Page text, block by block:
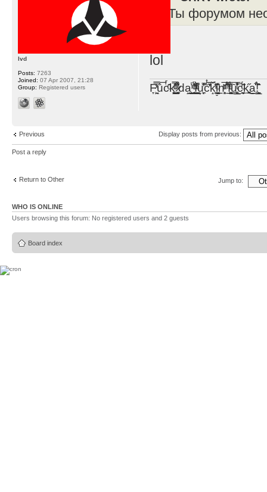
Ты форумом
F̞͖̭̿̔ͯu̐̅cͬ̑ͩk̨̤̳͇̮̭̪̠̽̿̓̆ͭͩ ̷̩̰͎̩͓̘̾̀ͬ̊ͭ͛ͅda̝̺͙̬͎̝̾͟ ̰̜̝̯͉̯̖̓̎́ͨ̽ͫ͟f̟͇̭̀ͬͨͭ̐̚u̹̼̹̗̞͑̔͂͐̚cͭ̅̊̆̒̆ǩ̝̩̯́ͥ̔̍̑ḭ͓͍̳̬ͦ̽͂n͍͎͈̈̅ͩͬ ̊ͫ̂̾̑̈́f̲͚͉͓͗̋́ͧͦ̅ȗ͇̲̻͈̲̅̎͗͒ͭ͡c̬̟̠̹̯̈́ͩ͘ͅk̫̠̻̋͜a̲͒̾̇!͙͕̺͉̗̩̲̂̏̄̀
lvd
Posts: 7263
Joined: 07 Apr 2007, 21:28
Group: Registered users
Previous Display posts from previous:
Post a reply
Return to Other Jump to:
WHO IS ONLINE
Users browsing this forum: No registered users and 2 guests
Board index